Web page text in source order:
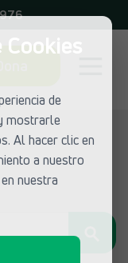
de
mostrarle
Al hacer clic en
a nuestro
nuestra